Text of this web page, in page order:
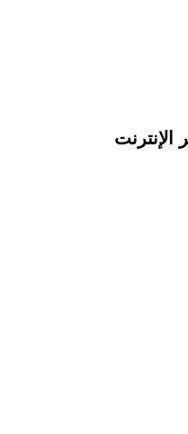
الإنترنت